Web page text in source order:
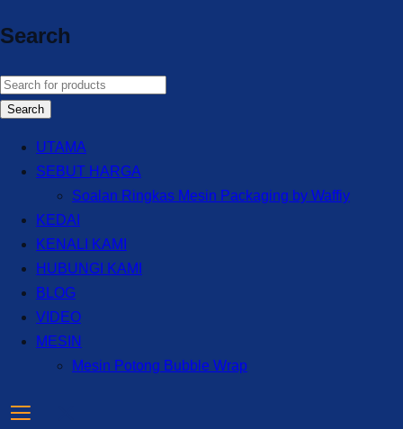
Search
UTAMA
SEBUT HARGA
Soalan Ringkas Mesin Packaging by Waffiy
KEDAI
KENALI KAMI
HUBUNGI KAMI
BLOG
VIDEO
MESIN
Mesin Potong Bubble Wrap